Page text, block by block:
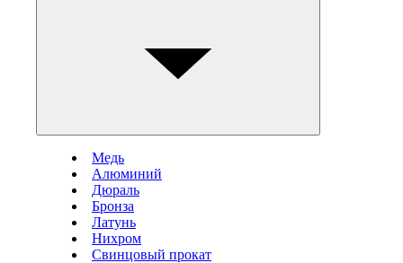
Медь
Алюминий
Дюраль
Бронза
Латунь
Нихром
Свинцовый прокат